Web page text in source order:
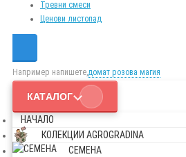
Тревни смеси
Ценови листопад
Например напишете,домат розова магия
КАТАЛОГ
НАЧАЛО
КОЛЕКЦИИ AGROGRADINA
СЕМЕНА